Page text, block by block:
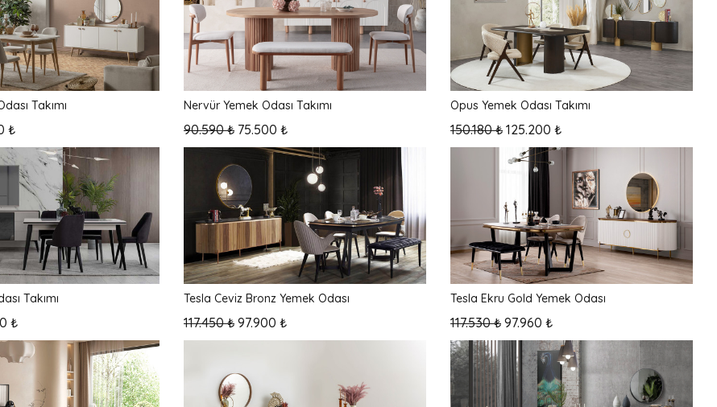
Takımı
₺
Nervür Yemek Odası Takımı
90.590 ₺ 75.500 ₺
Opus Yemek Odası Takımı
150.180 ₺ 125.200 ₺
Takımı
₺
Tesla Ceviz Bronz Yemek Odası
117.450 ₺ 97.900 ₺
Tesla Ekru Gold Yemek Odası
117.530 ₺ 97.960 ₺